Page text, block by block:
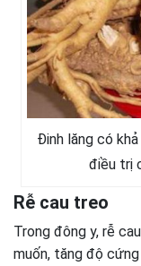
Đinh lăng có
điều trị
Rễ cau treo
Trong đông y, rễ
muốn, tăng độ